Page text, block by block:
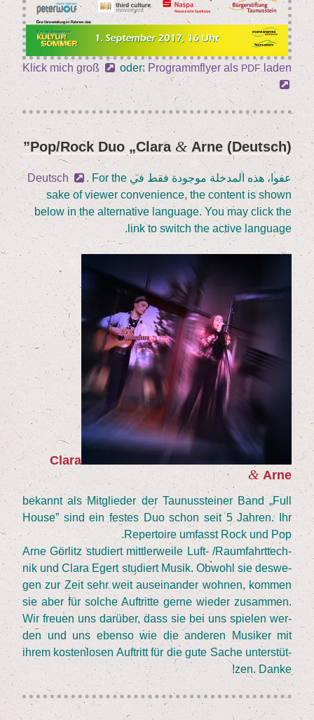
Klick mich groß oder: Pro­gramm­fly­er als PDFladen
نُشر
في
(Deutsch) Pop/​Rock Duo
„Cla­ra&Arne”
عفوا، هذه المدخلة موجودة فقط في Deutsch
. For the
sake of view­er con­ve­ni­ence, the con­tent is shown
below in the alter­na­ti­ve lan­guage. You may click the
link to switch the acti­ve language.
Cla­ra
& Arne
bekannt als Mit­glie­der der Tau­nus­stei­ner Band„Full
House” sind ein fes­tes Duo schon seit5Jah­ren. Ihr
Reper­toire umfasst Rock und Pop.
Arne Gör­litz stu­diert mitt­ler­wei­le Luft- /​Raum­fahrt­tech­
nik und Cla­ra Egert stu­diert Musik. Obwohl sie des­we­
gen zur Zeit sehr weit aus­ein­an­der woh­nen, kom­men
sie aber für sol­che Auf­trit­te ger­ne wie­der zusam­men.
Wir freu­en uns dar­über, dass sie bei uns spie­len wer­
den und uns eben­so wie die ande­ren Musi­ker mit
ihrem kos­ten­lo­sen Auf­tritt für die gute Sache unter­stüt­
zen. Danke!